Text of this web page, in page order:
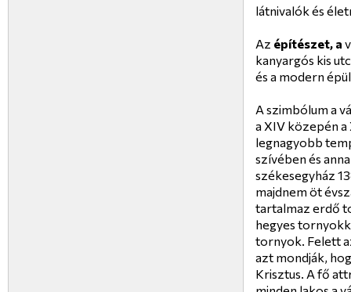
látnivalók és
Az építészet, a
kanyargós kis
és a modern
A szimbólum a
a XIV közepén a
legnagyobb
szívében és
székesegyház
majdnem öt
tartalmaz erdő
hegyes
tornyok. Felett
azt mondják,
Krisztus. A fő